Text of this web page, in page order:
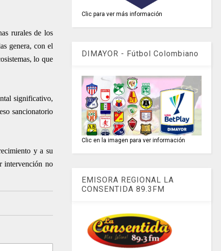
rurales de los
genera, con el
lo que
significativo,
sancionatorio
y a su
intervención no
Clic para ver más información
DIMAYOR - Fútbol Colombiano
Clic en la imagen para ver información
EMISORA REGIONAL LA
CONSENTIDA 89.3FM